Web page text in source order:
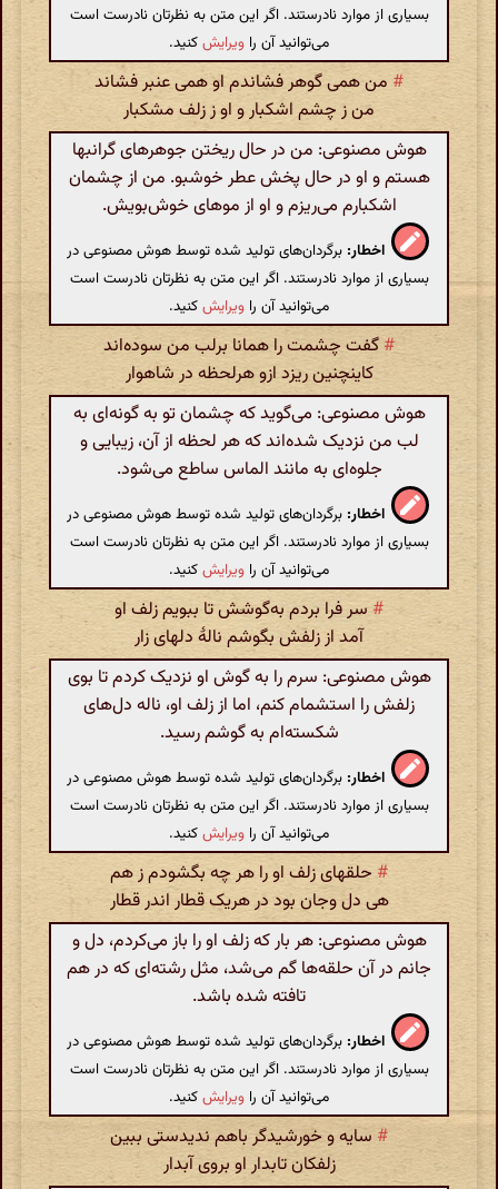
بسیاری از موارد نادرستند. اگر این متن به نظرتان نادرست است
می‌توانید آن را ویرایشکنید.
# من همی گوهر فشاندم او همی عنبر فشاند
من ز چشم اشکبار و او ز زلف مشکبار
هوش مصنوعی: من در حال ریختن جوهرهای گرانبها
هستم و او در حال پخش عطر خوشبو. من از چشمان
اشکبارم می‌ریزم و او از موهای خوش‌بویش.
اخطار: برگردان‌های تولید شده توسط هوش مصنوعی در
بسیاری از موارد نادرستند. اگر این متن به نظرتان نادرست است
می‌توانید آن را ویرایشکنید.
# گفت چشمت را همانا برلب من سوده‌اند
کاینچنین ریزد ازو هرلحظه در شاهوار
هوش مصنوعی: می‌گوید که چشمان تو به گونه‌ای به
لب من نزدیک شده‌اند که هر لحظه از آن، زیبایی و
جلوه‌ای به مانند الماس ساطع می‌شود.
اخطار: برگردان‌های تولید شده توسط هوش مصنوعی در
بسیاری از موارد نادرستند. اگر این متن به نظرتان نادرست است
می‌توانید آن را ویرایشکنید.
# سر فرا بردم به‌گوشش تا ببویم زلف او
آمد از زلفش بگوشم نالهٔ دلهای زار
هوش مصنوعی: سرم را به گوش او نزدیک کردم تا بوی
زلفش را استشمام کنم، اما از زلف او، ناله دل‌های
شکسته‌ام به گوشم رسید.
اخطار: برگردان‌های تولید شده توسط هوش مصنوعی در
بسیاری از موارد نادرستند. اگر این متن به نظرتان نادرست است
می‌توانید آن را ویرایشکنید.
# حلقهای زلف او را هر چه بگشودم ز هم
هی دل وجان بود در هریک قطار اندر قطار
هوش مصنوعی: هر بار که زلف او را باز می‌کردم، دل و
جانم در آن حلقه‌ها گم می‌شد، مثل رشته‌ای که در هم
تافته شده باشد.
اخطار: برگردان‌های تولید شده توسط هوش مصنوعی در
بسیاری از موارد نادرستند. اگر این متن به نظرتان نادرست است
می‌توانید آن را ویرایشکنید.
# سایه و خورشیدگر باهم ندیدستی ببین
زلفکان تابدار او بروی آبدار